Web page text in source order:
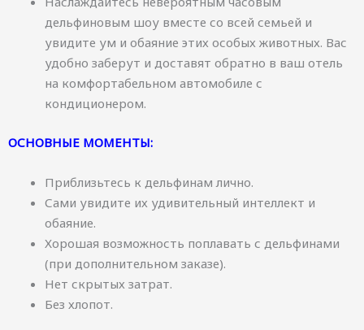
дельфиновым шоу вместе со всей семьей и
увидите ум и обаяние этих особых животных. Вас
удобно заберут и доставят обратно в ваш отель
на комфортабельном автомобиле с
кондиционером.
ОСНОВНЫЕ МОМЕНТЫ:
Приблизьтесь к дельфинам лично.
Сами увидите их удивительный интеллект и
обаяние.
Хорошая возможность поплавать с дельфинами
(при дополнительном заказе).
Нет скрытых затрат.
Без хлопот.